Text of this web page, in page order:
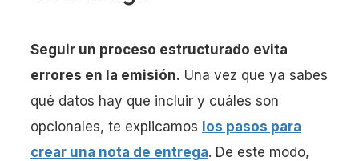
Seguir un proceso estructurado evita
errores en la emisión. Una vez que ya sabes
qué datos hay que incluir y cuáles son
opcionales, te explicamos los pasos para
crear una nota de entrega. De este modo,